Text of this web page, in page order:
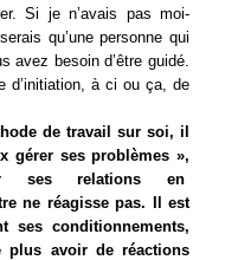
Si je n’avais pas moi-
qu’une personne qui
avez besoin d’être guidé.
d’initiation, à ci ou ça, de
de travail sur soi, il
gérer ses problèmes »,
ses relations en
ne réagisse pas. Il est
ses conditionnements,
plus avoir de réactions